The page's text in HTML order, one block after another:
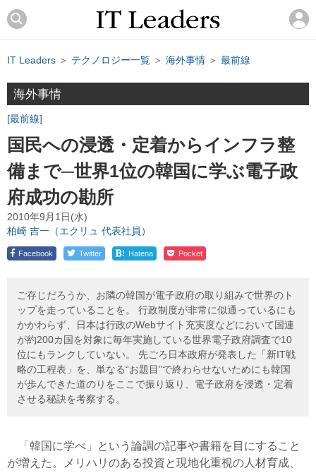
IT Leaders ＞ テクノロジー一覧 ＞ 海外事情 ＞ 最前線
海外事情
最前線
国民への浸透・定着からインフラ整
備まで─世界1位の韓国に学ぶ電子政
府成功の勘所
2010年9月1日(水)
柏崎 吉一（エクリュ 代表社員）
Facebook Twitter ! Hatena Pocket
ご存じだろうか、お隣の韓国が電子政府の取り組みで世界のト
ップを走っていることを。 行政制度が非常に似通っているにも
かかわらず、日本は行政のWebサイト充実度などにおいて国連
が約200カ国を対象に毎年実施している世界電子政府調査で10
位にもランクしていない。 先ごろ日本政府が発表した「新IT戦
略の工程表」を、単なる“お題目”で終わらせないためにも韓国
が歩んできた道のりをここで振り返り、電子政府を浸透・定着
させる秘訣を考察する。
「韓国に学べ」という論調の記事や書籍を目にすること
が増えた。メリハリのある投資と現地化重視の人材育成、